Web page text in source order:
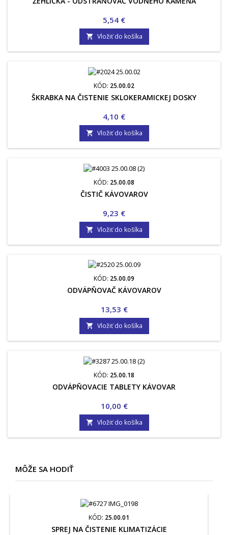
Cena
5,54 €
 Vložiť do košíka
KÓD: 25.00.02
ŠKRABKA NA ČISTENIE SKLOKERAMICKEJ DOSKY
Cena
4,10 €
 Vložiť do košíka
KÓD: 25.00.08
ČISTIČ KÁVOVAROV
Cena
9,23 €
 Vložiť do košíka
KÓD: 25.00.09
ODVÁPŇOVAČ KÁVOVAROV
Cena
13,53 €
 Vložiť do košíka
KÓD: 25.00.18
ODVÁPŇOVACIE TABLETY KÁVOVAR
Cena
10,00 €
 Vložiť do košíka
MÔŽE SA HODIŤ
KÓD: 25.00.01
SPREJ NA ČISTENIE KLIMATIZÁCIE